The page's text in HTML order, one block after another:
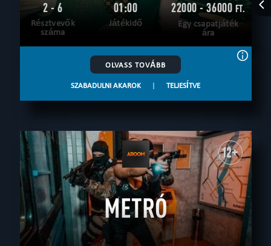
2 - 6
Résztvevők
száma
01:00
Játékidő
22000 - 36000 FT.
Egy csapatjáték
ára
OLVASS TOVÁBB
SZABADULNI AKAROK | TELJESÍTVE
12+
METRÓ